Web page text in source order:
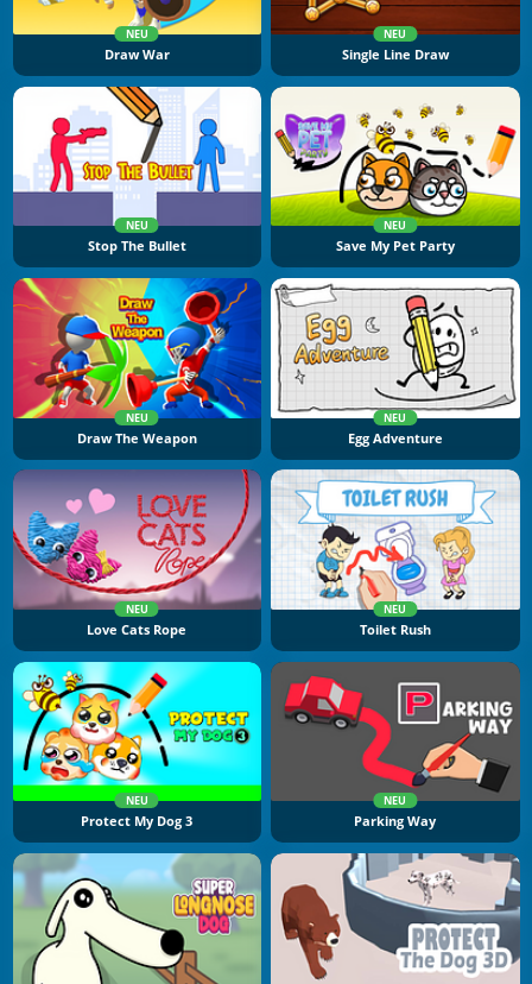
NEU
Draw War
NEU
Single Line Draw
NEU
Stop The Bullet
NEU
Save My Pet Party
NEU
Draw The Weapon
NEU
Egg Adventure
NEU
Love Cats Rope
NEU
Toilet Rush
NEU
Protect My Dog 3
NEU
Parking Way